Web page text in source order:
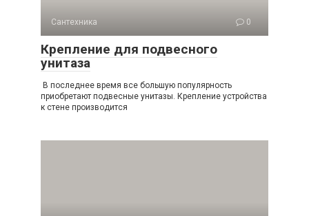
Сантехника 0
Крепление для подвесного
унитаза
В последнее время все большую популярность
приобретают подвесные унитазы. Крепление устройства
к стене производится